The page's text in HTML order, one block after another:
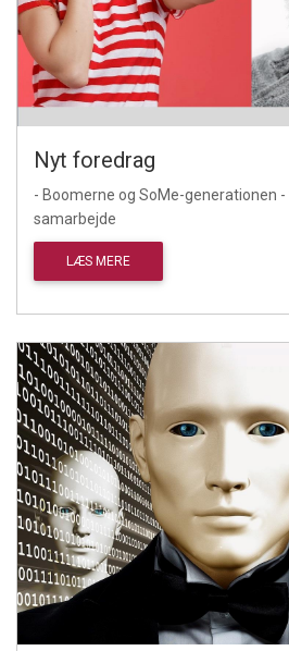
Nyt foredrag
- Boomerne og SoMe-generationen
samarbejde
LÆS MERE